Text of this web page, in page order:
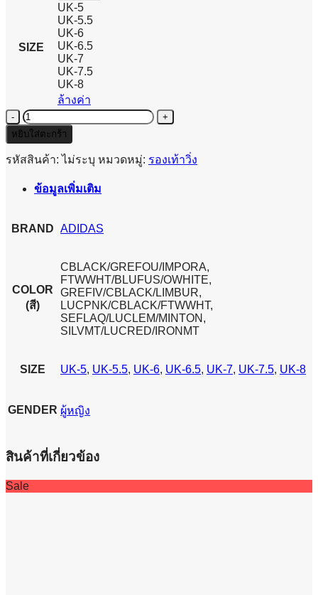
SIZE
UK-5
UK-5.5
UK-6
UK-6.5
UK-7
UK-7.5
UK-8
ล้างค่า
จำนวน
ADIDAS
ADIZERO
EVO
WOMEN
หยิบใส่ตะกร้า
รหัสสินค้า:ไม่ระบุ หมวดหมู่: รองเท้าวิ่ง
ข้อมูลเพิ่มเติม
BRAND ADIDAS
COLOR
(สี)
CBLACK/GREFOU/IMPORA,
FTWWHT/BLUFUS/OWHITE,
GREFIV/CBLACK/LIMBUR,
LUCPNK/CBLACK/FTWWHT,
SEFLAQ/LUCLEM/MINTON,
SILVMT/LUCRED/IRONMT
SIZE UK-5, UK-5.5, UK-6, UK-6.5, UK-7, UK-7.5, UK-8
GENDER ผู้หญิง
สินค้าที่เกี่ยวข้อง
Sale